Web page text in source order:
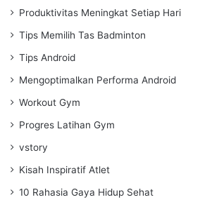
Produktivitas Meningkat Setiap Hari
Tips Memilih Tas Badminton
Tips Android
Mengoptimalkan Performa Android
Workout Gym
Progres Latihan Gym
vstory
Kisah Inspiratif Atlet
10 Rahasia Gaya Hidup Sehat